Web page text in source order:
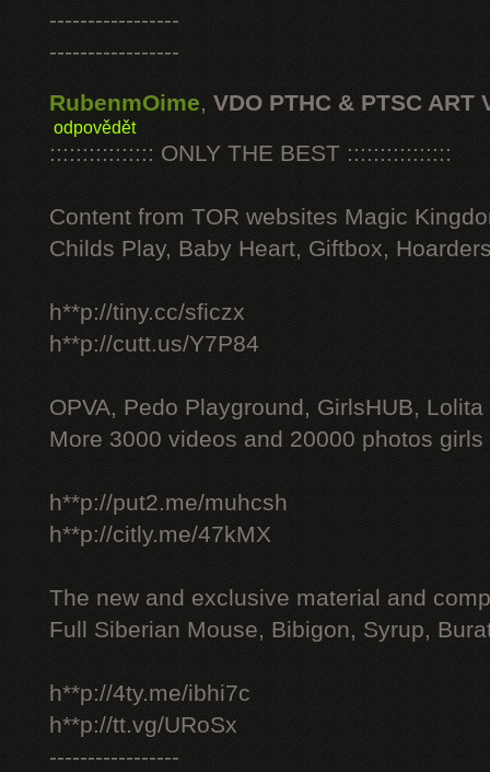
-----------------
-----------------
RubenmOime, VDO PTHC & PTSC ART
odpovědět
:::::::::::::::: ONLY THE BEST ::::::::::::::::
Content from TOR websites Magic
Childs Play, Baby Heart, Giftbox,
h**p://tiny.cc/sficzx
h**p://cutt.us/Y7P84
OPVA, Pedo Playground, GirlsHUB, Lolita
More 3000 videos and 20000 photos
h**p://put2.me/muhcsh
h**p://citly.me/47kMX
The new and exclusive material and
Full Siberian Mouse, Bibigon, Syrup,
h**p://4ty.me/ibhi7c
h**p://tt.vg/URoSx
-----------------